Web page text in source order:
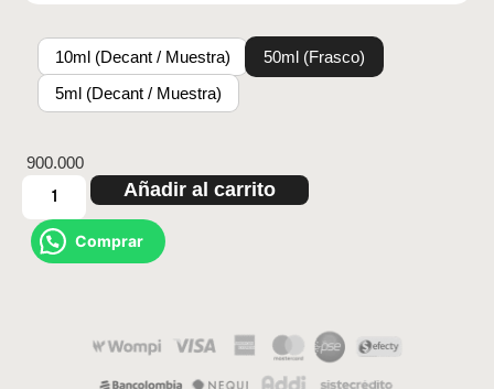
10ml (Decant / Muestra)
50ml (Frasco)
5ml (Decant / Muestra)
900.000
Añadir al carrito
Comprar